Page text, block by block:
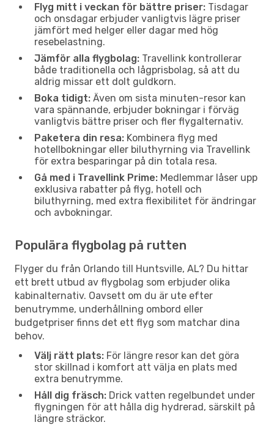
Flyg mitt i veckan för bättre priser: Tisdagar
och onsdagar erbjuder vanligtvis lägre priser
jämfört med helger eller dagar med hög
resebelastning.
Jämför alla flygbolag: Travellink kontrollerar
både traditionella och lågprisbolag, så att du
aldrig missar ett dolt guldkorn.
Boka tidigt: Även om sista minuten-resor kan
vara spännande, erbjuder bokningar i förväg
vanligtvis bättre priser och fler flygalternativ.
Paketera din resa: Kombinera flyg med
hotellbokningar eller biluthyrning via Travellink
för extra besparingar på din totala resa.
Gå med i Travellink Prime: Medlemmar låser upp
exklusiva rabatter på flyg, hotell och
biluthyrning, med extra flexibilitet för ändringar
och avbokningar.
Populära flygbolag på rutten
Flyger du från Orlando till Huntsville, AL? Du hittar
ett brett utbud av flygbolag som erbjuder olika
kabinalternativ. Oavsett om du är ute efter
benutrymme, underhållning ombord eller
budgetpriser finns det ett flyg som matchar dina
behov.
Välj rätt plats: För längre resor kan det göra
stor skillnad i komfort att välja en plats med
extra benutrymme.
Håll dig fräsch: Drick vatten regelbundet under
flygningen för att hålla dig hydrerad, särskilt på
längre sträckor.